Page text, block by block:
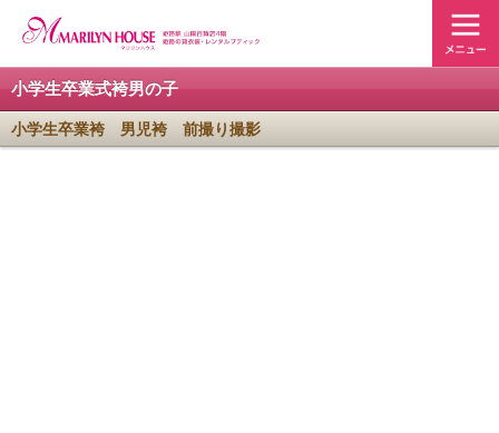
小学生卒業式袴男の子
小学生卒業袴 男児袴 前撮り撮影